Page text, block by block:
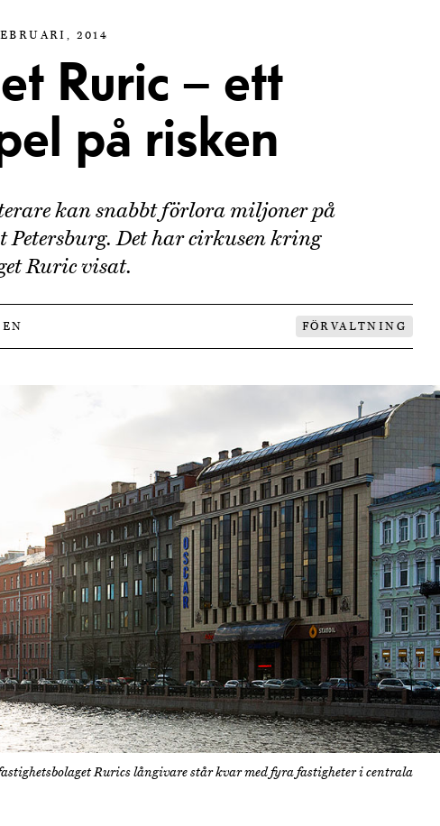
2014
Ruric – ett
på risken
kan snabbt förlora miljoner på
Petersburg. Det har cirkusen kring
Ruric visat.
FÖRVALTNING
Rurics långivare står kvar med fyra fastigheter i centrala